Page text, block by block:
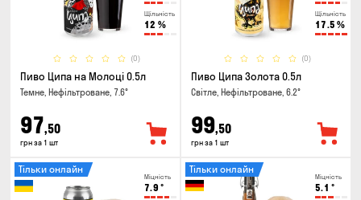
Щільність
12 %
(0)
Пиво Ципа на Молоці 0.5л
Темне, Нефільтроване, 7.6°
97,50
грн за 1 шт
Щільність
17.5 %
(0)
Пиво Ципа Золота 0.5л
Світле, Нефільтроване, 6.2°
99,50
грн за 1 шт
Міцність
7.9 °
Тільки онлайн
Міцність
5.1 °
Тільки онлайн